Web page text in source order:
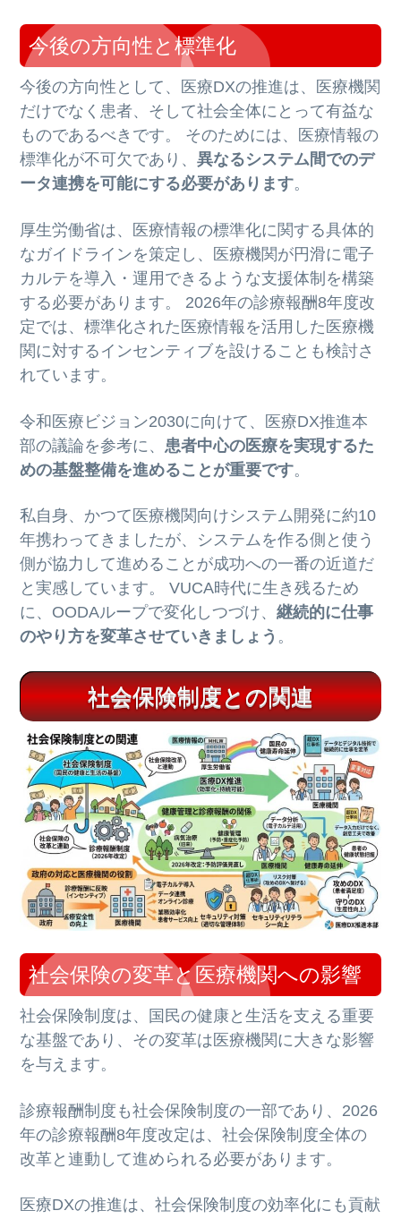
今後の方向性と標準化
今後の方向性として、医療DXの推進は、医療機関
だけでなく患者、そして社会全体にとって有益な
ものであるべきです。 そのためには、医療情報の
標準化が不可欠であり、異なるシステム間でのデ
ータ連携を可能にする必要があります。
厚生労働省は、医療情報の標準化に関する具体的
なガイドラインを策定し、医療機関が円滑に電子
カルテを導入・運用できるような支援体制を構築
する必要があります。 2026年の診療報酬8年度改
定では、標準化された医療情報を活用した医療機
関に対するインセンティブを設けることも検討さ
れています。
令和医療ビジョン2030に向けて、医療DX推進本
部の議論を参考に、 患者中心の医療を実現するた
めの基盤整備を進めることが重要です。
私自身、かつて医療機関向けシステム開発に約10
年携わってきましたが、システムを作る側と使う
側が協力して進めることが成功への一番の近道だ
と実感しています。 VUCA時代に生き残るため
に、OODAループで変化しつづけ、継続的に仕事
のやり方を変革させていきましょう 。
社会保険制度との関連
社会保険の変革と医療機関への影響
社会保険制度は、国民の健康と生活を支える重要
な基盤であり、その変革は医療機関に大きな影響
を与えます。
診療報酬制度も社会保険制度の一部であり、2026
年の診療報酬8年度改定は、社会保険制度全体の
改革と連動して進められる必要があります。
医療DXの推進は、社会保険制度の効率化にも貢献